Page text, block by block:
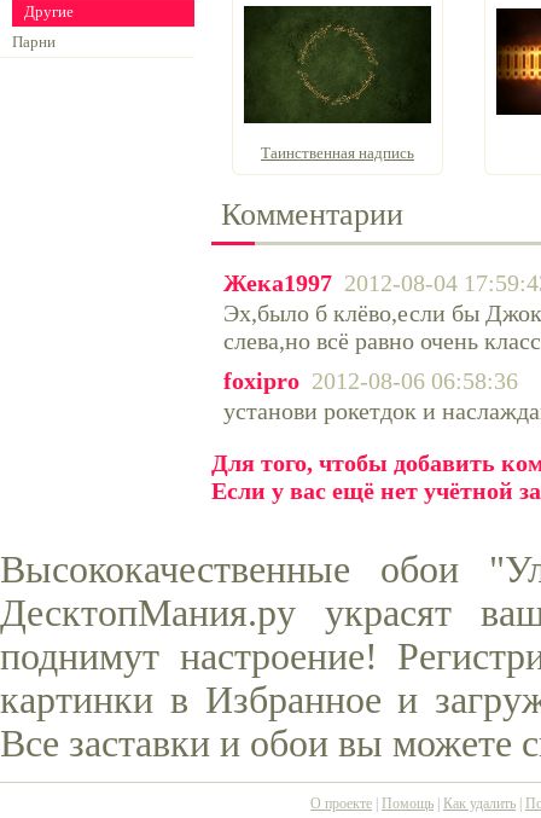
Другие
Парни
Таинственная надпись
Комментарии
Жека1997 2012-08-04
Эх,было б клёво,если бы
слева,но всё равно очень
foxipro 2012-08-06 06:58:36
установи рокетдок и
Для того, чтобы добавить
Если у вас ещё нет учётной
Высококачественные обои
ДесктопМания.ру украсят
поднимут настроение!
картинки в Избранное и
Все заставки и обои вы можете
О проекте Помощь Как удалить